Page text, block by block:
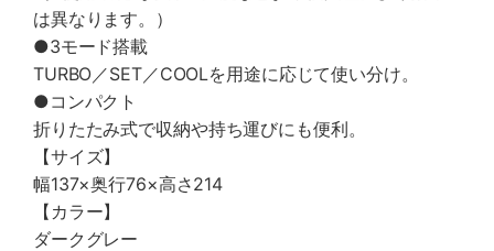
は異なります。）
●3モード搭載
TURBO／SET／COOLを用途に応じて使い分け。
●コンパクト
折りたたみ式で収納や持ち運びにも便利。
【サイズ】
幅137×奥行76×高さ214
【カラー】
ダークグレー